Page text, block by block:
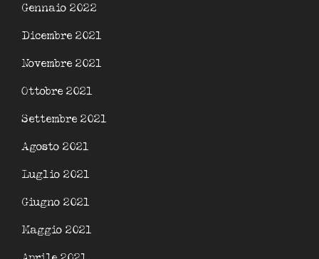
Gennaio 2022
Dicembre 2021
Novembre 2021
Ottobre 2021
Settembre 2021
Agosto 2021
Luglio 2021
Giugno 2021
Maggio 2021